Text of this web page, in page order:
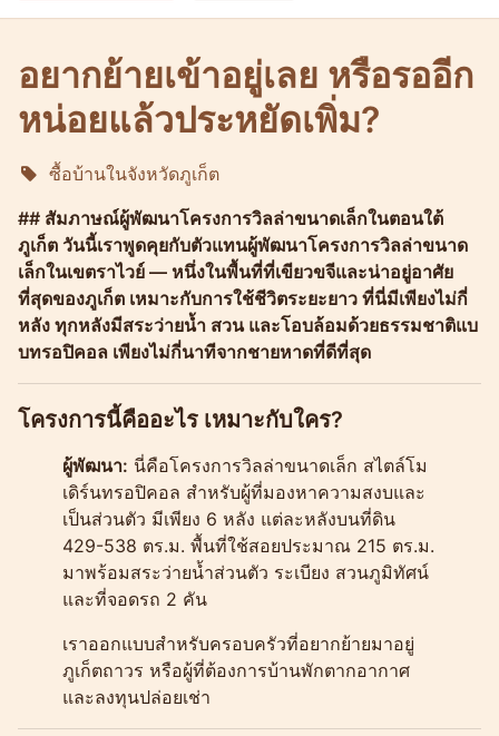
อยากย้ายเข้าอยู่เลย หรือรออีก
หน่อยแล้วประหยัดเพิ่ม?
ซื้อบ้านในจังหวัดภูเก็ต
## สัมภาษณ์ผู้พัฒนาโครงการวิลล่าขนาดเล็กในตอนใต้
ภูเก็ต วันนี้เราพูดคุยกับตัวแทนผู้พัฒนาโครงการวิลล่าขนาด
เล็กในเขตราไวย์ — หนึ่งในพื้นที่ที่เขียวขจีและน่าอยู่อาศัย
ที่สุดของภูเก็ต เหมาะกับการใช้ชีวิตระยะยาว ที่นี่มีเพียงไม่กี่
หลัง ทุกหลังมีสระว่ายน้ำ สวน และโอบล้อมด้วยธรรมชาติแบ
บทรอปิคอล เพียงไม่กี่นาทีจากชายหาดที่ดีที่สุด
โครงการนี้คืออะไร เหมาะกับใคร?
ผู้พัฒนา: นี่คือโครงการวิลล่าขนาดเล็ก สไตล์โม
เดิร์นทรอปิคอล สำหรับผู้ที่มองหาความสงบและ
เป็นส่วนตัว มีเพียง 6 หลัง แต่ละหลังบนที่ดิน
429-538 ตร.ม. พื้นที่ใช้สอยประมาณ 215 ตร.ม.
มาพร้อมสระว่ายน้ำส่วนตัว ระเบียง สวนภูมิทัศน์
และที่จอดรถ 2 คัน
เราออกแบบสำหรับครอบครัวที่อยากย้ายมาอยู่
ภูเก็ตถาวร หรือผู้ที่ต้องการบ้านพักตากอากาศ
และลงทุนปล่อยเช่า